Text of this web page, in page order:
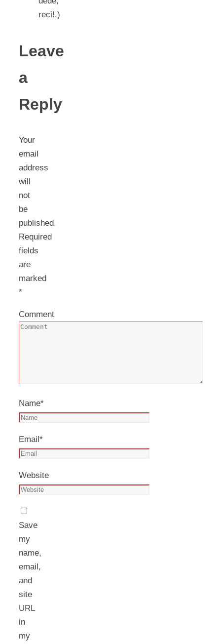
reci!.)
Leave
a
Reply
Your
email
address
will
not
be
published.
Required
fields
are
marked
*
Comment
Name*
Email*
Website
Save
my
name,
email,
and
site
URL
in
my